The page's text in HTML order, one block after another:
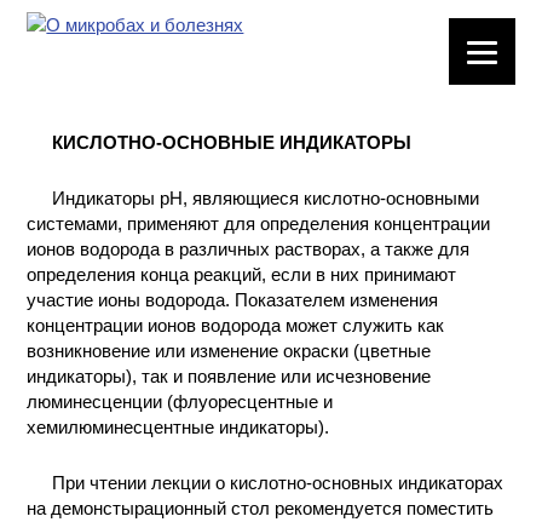
ВРЕДНЫЕ
ФАКТОРЫ
МЕТОДЫ
ПРАКТИЧЕСКОЙ
ХИМИИ
ХИМИЯ НА
И ХИМИЧЕСКАЯ
ТЕХНОЛОГИЯ
КИСЛОТНО-ОСНОВНЫЕ ИНДИКАТОРЫ
Индикаторы рН, являющиеся кислотно-основными
системами, применяют для определения концентрации
ионов водорода в различных растворах, а также для
определения конца реакций, если в них принимают
участие ионы водорода. Показателем изменения
концентрации ионов водорода может служить как
возникновение или изменение окраски (цветные
индикаторы), так и появление или исчезновение
люминесценции (флуоресцентные и
хемилюминесцентные индикаторы).
При чтении лекции о кислотно-основных индикаторах
на демонстырационный стол рекомендуется поместить